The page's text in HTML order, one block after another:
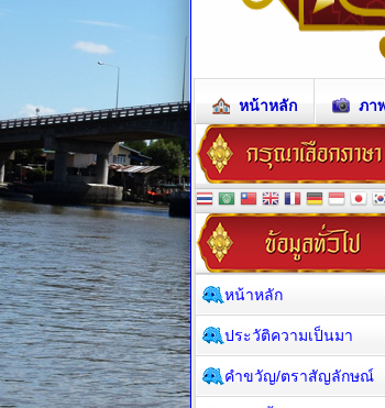
หน้าหลัก ภา
หน้าหลัก
ประวัติความเป็นมา
คำขวัญ/ตราสัญลักษณ์